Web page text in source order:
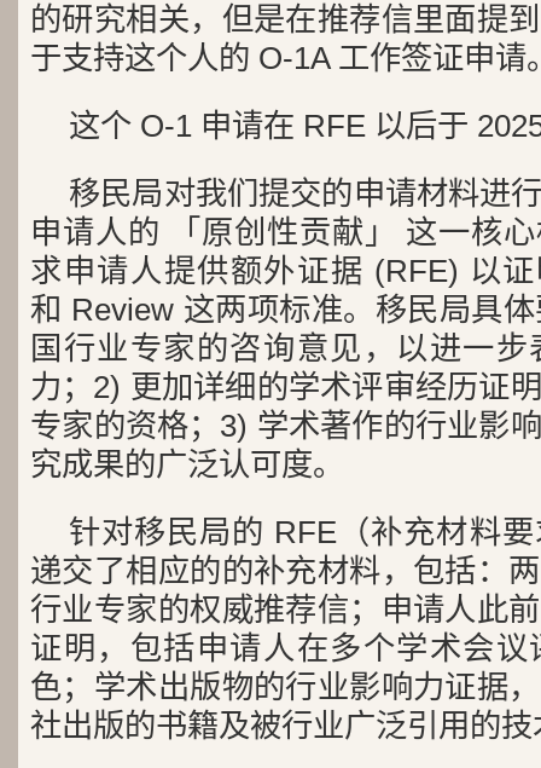
的研究相关，但是在推荐信里面提
于支持这个人的 O-1A 工作签证申请
这个 O-1 申请在 RFE 以后于
移民局对我们提交的申请材料进
申请人的 「原创性贡献」 这一核
求申请人提供额外证据 (RFE) 以
和 Review 这两项标准。移民局具
国行业专家的咨询意见，以进一
力；2) 更加详细的学术评审经历证
专家的资格；3) 学术著作的行业影
究成果的广泛认可度。
针对移民局的 RFE（补充材料
递交了相应的的补充材料，包括：
行业专家的权威推荐信；申请人此
证明，包括申请人在多个学术会
色；学术出版物的行业影响力证据
社出版的书籍及被行业广泛引用的